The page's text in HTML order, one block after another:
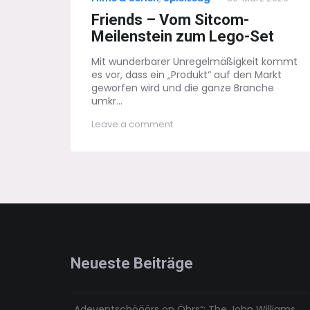
Friends – Vom Sitcom-
Meilenstein zum Lego-Set
Mit wunderbarer Unregelmäßigkeit kommt
es vor, dass ein „Produkt“ auf den Markt
geworfen wird und die ganze Branche
umkr...
Leave a commenton
Neueste Beiträge